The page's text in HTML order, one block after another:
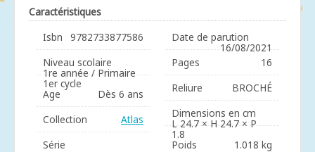
Caractéristiques
Isbn
9782733877586
Niveau scolaire
1re année / Primaire
1er cycle
Age
Dès 6 ans
Collection
Atlas
Série
Date de parution
16/08/2021
Pages
16
Reliure
BROCHÉ
Dimensions en cm
L 24.7 × H 24.7 × P
1.8
Poids 1.018 kg